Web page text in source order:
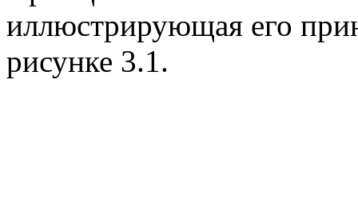
иллюстрирующая его
рисунке 3.1.